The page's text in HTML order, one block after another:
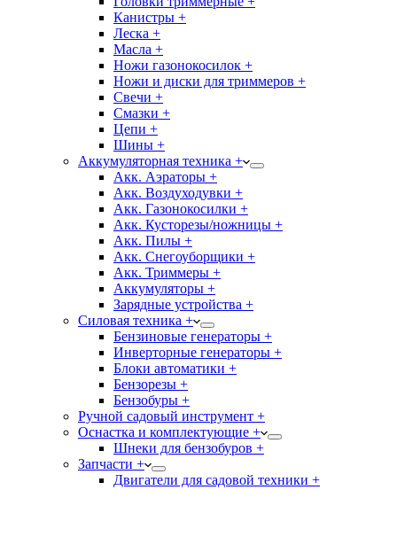
Канистры +
Леска +
Масла +
Ножи газонокосилок +
Ножи и диски для триммеров +
Свечи +
Смазки +
Цепи +
Шины +
Аккумуляторная техника +
Акк. Аэраторы +
Акк. Воздуходувки +
Акк. Газонокосилки +
Акк. Кусторезы/ножницы +
Акк. Пилы +
Акк. Снегоуборщики +
Акк. Триммеры +
Аккумуляторы +
Зарядные устройства +
Силовая техника +
Бензиновые генераторы +
Инверторные генераторы +
Блоки автоматики +
Бензорезы +
Бензобуры +
Ручной садовый инструмент +
Оснастка и комплектующие +
Шнеки для бензобуров +
Запчасти +
Двигатели для садовой техники +